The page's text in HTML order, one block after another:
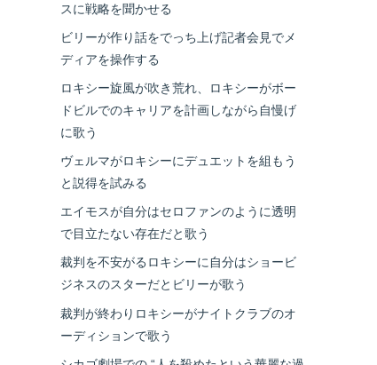
スに戦略を聞かせる
ビリーが作り話をでっち上げ記者会見でメ
ディアを操作する
ロキシー旋風が吹き荒れ、ロキシーがボー
ドビルでのキャリアを計画しながら自慢げ
に歌う
ヴェルマがロキシーにデュエットを組もう
と説得を試みる
エイモスが自分はセロファンのように透明
で目立たない存在だと歌う
裁判を不安がるロキシーに自分はショービ
ジネスのスターだとビリーが歌う
裁判が終わりロキシーがナイトクラブのオ
ーディションで歌う